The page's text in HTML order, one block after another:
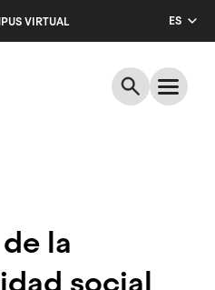
VIRTUAL
ES
EN
la